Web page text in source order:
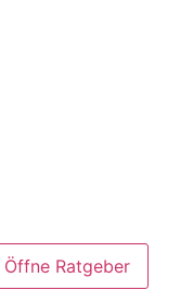
Öffne Ratgeber